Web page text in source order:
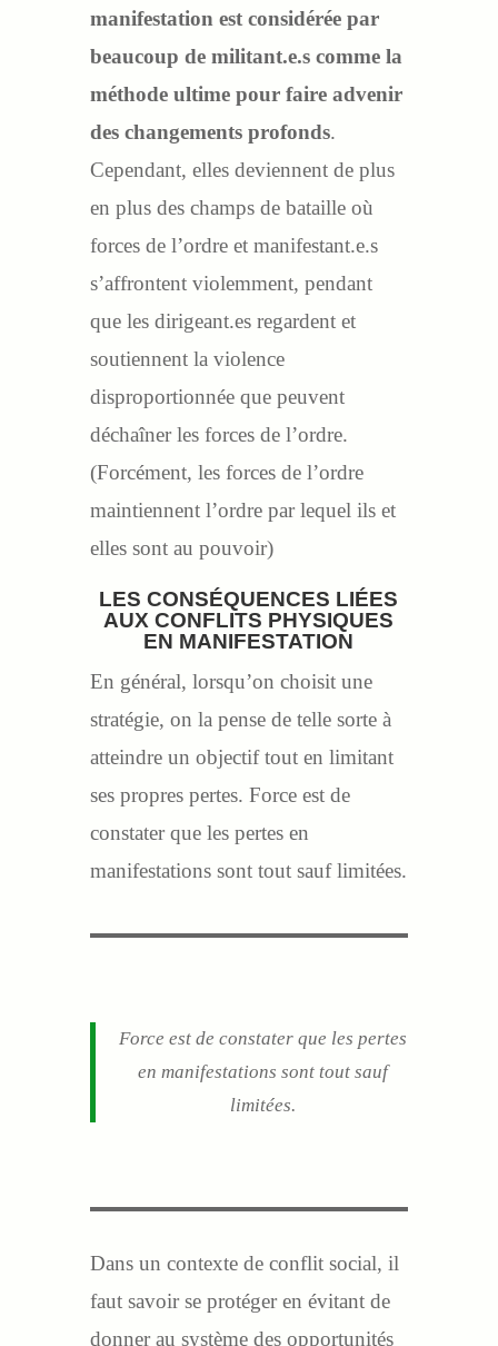
manifestation est considérée par
beaucoup de militant.e.s comme la
méthode ultime pour faire advenir
des changements profonds.
Cependant, elles deviennent de plus
en plus des champs de bataille où
forces de l’ordre et manifestant.e.s
s’affrontent violemment, pendant
que les dirigeant.es regardent et
soutiennent la violence
disproportionnée que peuvent
déchaîner les forces de l’ordre.
(Forcément, les forces de l’ordre
maintiennent l’ordre par lequel ils et
elles sont au pouvoir)
LES CONSÉQUENCES LIÉES
AUX CONFLITS PHYSIQUES
EN MANIFESTATION
En général, lorsqu’on choisit une
stratégie, on la pense de telle sorte à
atteindre un objectif tout en limitant
ses propres pertes. Force est de
constater que les pertes en
manifestations sont tout sauf limitées.
Force est de constater que les pertes
en manifestations sont tout sauf
limitées.
Dans un contexte de conflit social, il
faut savoir se protéger en évitant de
donner au système des opportunités